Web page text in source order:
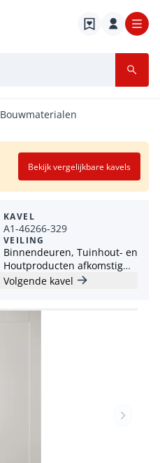
Bouwmaterialen
Bekijk vergelijkbare kavels
KAVEL
A1-46266-329
VEILING
Binnendeuren, Tuinhout- en
Houtproducten afkomstig
van Dekker Hout bv.
Volgende kavel